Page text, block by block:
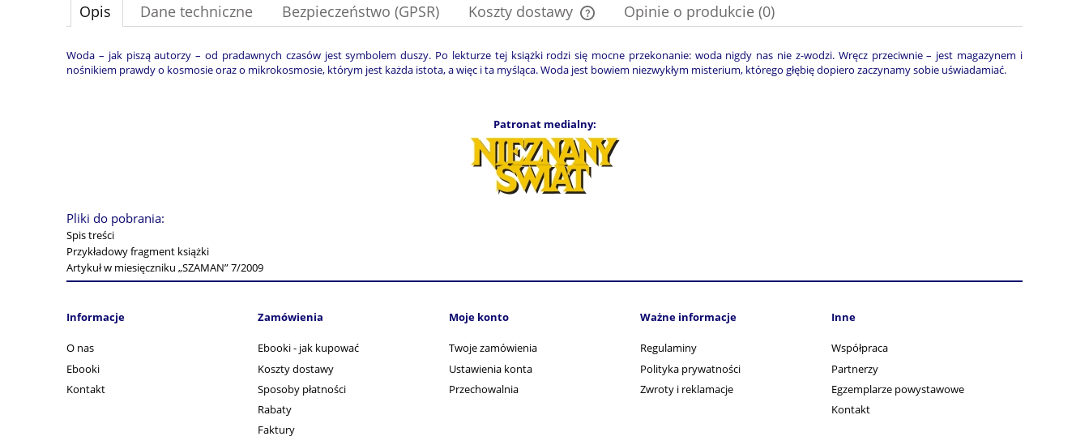
Opis Dane techniczne Bezpieczeństwo (GPSR) Koszty dostawy
Cena nie zawiera ewentualnych kosztów
płatności
Opinie o produkcie (0)
Woda – jak piszą autorzy – od pradawnych czasów jest symbolem duszy. Po lekturze tej książki rodzi się mocne przekonanie: woda nigdy nas nie z-wodzi. Wręcz przeciwnie – jest magazynem i
nośnikiem prawdy o kosmosie oraz o mikrokosmosie, którym jest każda istota, a więc i ta myśląca. Woda jest bowiem niezwykłym misterium, którego głębię dopiero zaczynamy sobie uświadamiać.
Patronat medialny:
Pliki do pobrania:
Spis treści
Przykładowy fragment książki
Artykuł w miesięczniku „SZAMAN” 7/2009
Informacje
O nas
Ebooki
Kontakt
Zamówienia
Ebooki - jak kupować
Koszty dostawy
Sposoby płatności
Rabaty
Faktury
Moje konto
Twoje zamówienia
Ustawienia konta
Przechowalnia
Ważne informacje
Regulaminy
Polityka prywatności
Zwroty i reklamacje
Inne
Współpraca
Partnerzy
Egzemplarze powystawowe
Kontakt